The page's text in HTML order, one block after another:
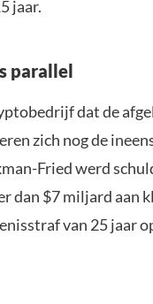
jaar.
parallel
dat de
zich nog de
Fried werd
dan $7 miljard aan
van 25 jaar